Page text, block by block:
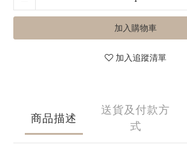
加入購物車
加入追蹤清單
商品描述
送貨及付款方
式